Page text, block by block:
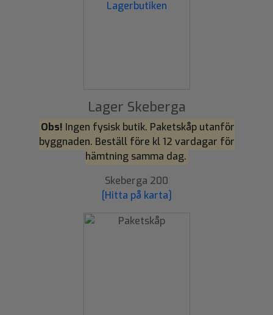
Lager Skeberga
Obs! Ingen fysisk butik. Paketskåp utanför
byggnaden. Beställ före kl 12 vardagar för
hämtning samma dag.
Skeberga 200
[Hitta på karta]